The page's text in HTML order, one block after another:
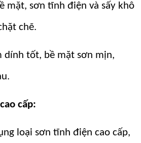
mặt, sơn tĩnh điện và sấy khô
chẽ.
dính tốt, bề mặt sơn mịn,
cấp:
loại sơn tĩnh điện cao cấp,